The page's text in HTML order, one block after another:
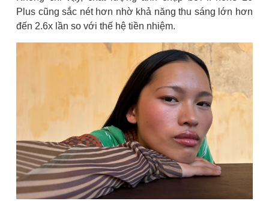
Plus cũng sắc nét hơn nhờ khả năng thu sáng lớn hơn
đến 2.6x lần so với thế hệ tiền nhiệm.